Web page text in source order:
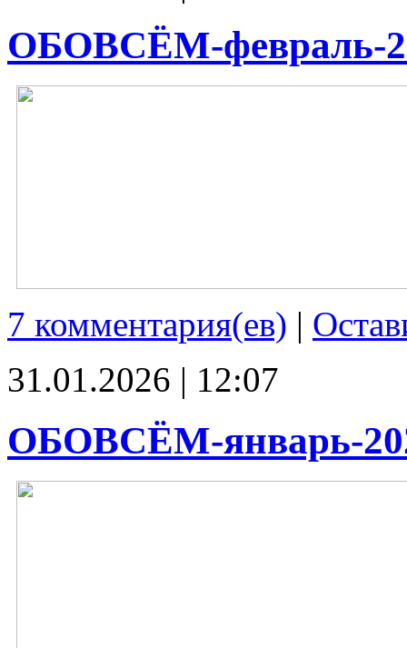
ОБОВСЁМ-февраль-
7 комментария(ев) |
31.01.2026 | 12:07
ОБОВСЁМ-январь-